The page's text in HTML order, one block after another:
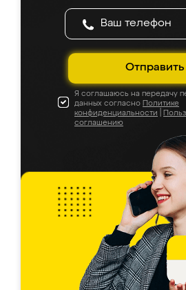
Отправить
Я соглашаюсь на передачу
данных согласно Политике
конфиденциальности
соглашению